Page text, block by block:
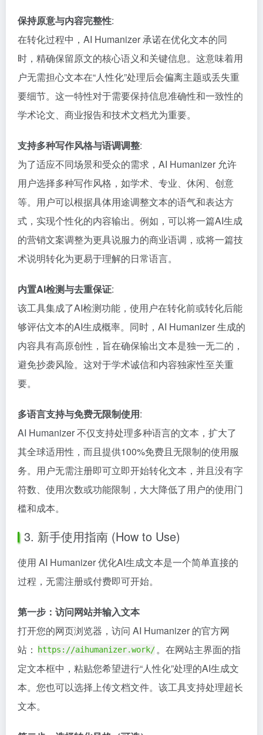
保持原意与内容完整性:
在转化过程中，AI Humanizer 承诺在优化文本的同
时，精确保留原文的核心语义和关键信息。这意味着用
户无需担心文本在“人性化”处理后会偏离主题或丢失重
要细节。这一特性对于需要保持信息准确性和一致性的
学术论文、商业报告和技术文档尤为重要。
支持多种写作风格与语调调整:
为了适应不同场景和受众的需求，AI Humanizer 允许
用户选择多种写作风格，如学术、专业、休闲、创意
等。用户可以根据具体用途调整文本的语气和表达方
式，实现个性化的内容输出。例如，可以将一篇AI生成
的营销文案调整为更具说服力的商业语调，或将一篇技
术说明转化为更易于理解的日常语言。
内置AI检测与去重保证:
该工具集成了AI检测功能，使用户在转化前或转化后能
够评估文本的AI生成概率。同时，AI Humanizer 生成的
内容具有高原创性，旨在确保输出文本是独一无二的，
避免抄袭风险。这对于学术诚信和内容独家性至关重
要。
多语言支持与免费无限制使用:
AI Humanizer 不仅支持处理多种语言的文本，扩大了
其全球适用性，而且提供100%免费且无限制的使用服
务。用户无需注册即可立即开始转化文本，并且没有字
符数、使用次数或功能限制，大大降低了用户的使用门
槛和成本。
3. 新手使用指南 (How to Use)
使用 AI Humanizer 优化AI生成文本是一个简单直接的
过程，无需注册或付费即可开始。
第一步：访问网站并输入文本
打开您的网页浏览器，访问 AI Humanizer 的官方网
站：
https://aihumanizer.work/。在网站主界面的指
定文本框中，粘贴您希望进行“人性化”处理的AI生成文
本。您也可以选择上传文档文件。该工具支持处理超长
文本。